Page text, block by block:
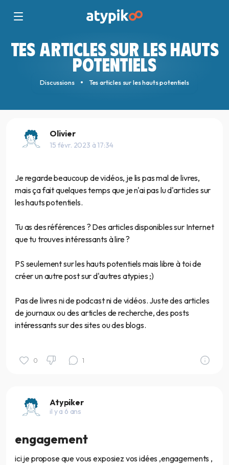
TES ARTICLES SUR LES HAUTS
POTENTIELS
Discussions Tes articles sur les hauts potentiels
Olivier
15 févr. 2023 à 17:34
Je regarde beaucoup de vidéos, je lis pas mal de livres,
mais ça fait quelques temps que je n'ai pas lu d'articles sur
les hauts potentiels.
Tu as des références ? Des articles disponibles sur Internet
que tu trouves intéressants à lire ?
PS seulement sur les hauts potentiels mais libre à toi de
créer un autre post sur d'autres atypies ;)
Pas de livres ni de podcast ni de vidéos. Juste des articles
de journaux ou des articles de recherche, des posts
intéressants sur des sites ou des blogs.
0 1
Atypiker
il y a 6 ans
engagement
ici je propose que vous exposiez vos idées ,engagements ,